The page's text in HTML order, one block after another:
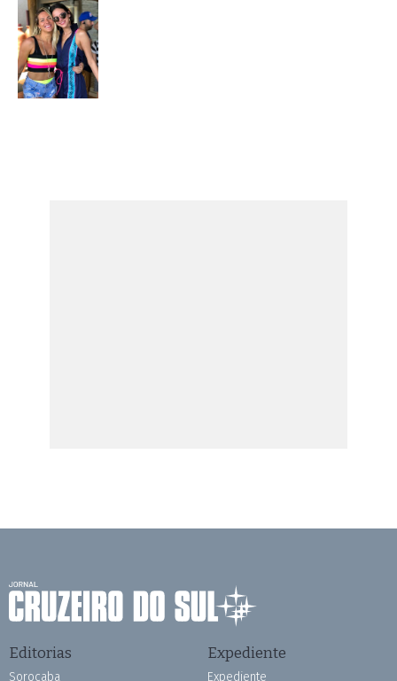
Editorias
Sorocaba
Expediente
Expediente